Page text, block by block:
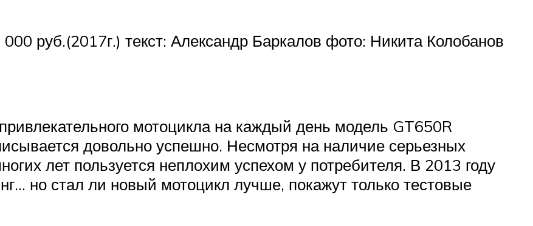
руб.(2017г.) текст: Александр Баркалов фото: Никита Колобанов
мотоцикла на каждый день модель GT650R
довольно успешно. Несмотря на наличие серьезных
лет пользуется неплохим успехом у потребителя. В 2013 году
но стал ли новый мотоцикл лучше, покажут только тестовые